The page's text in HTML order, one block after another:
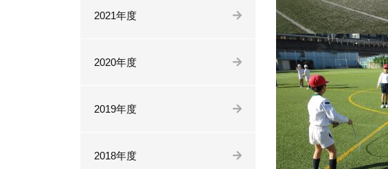
2021年度
2020年度
2019年度
2018年度